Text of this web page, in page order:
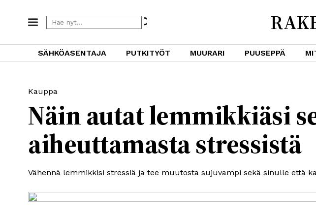
SÄHKÖASENTAJA PUTKITYÖT MUURARI PUUSEPPÄ
Näin autat lemmikkiäsi
aiheuttamasta stressistä
Vähennä lemmikkisi stressiä ja tee muutosta sujuvampi sekä sinulle että
Kauppa